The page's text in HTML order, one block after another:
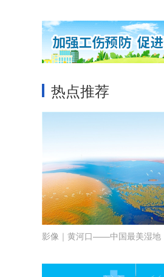
热点推荐
影像｜黄河口——中国最美湿地